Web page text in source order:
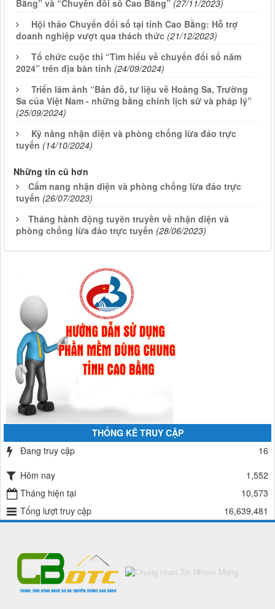
Bằng” và “Chuyển đổi số Cao Bằng” (27/11/2023)
Hội thảo Chuyển đổi số tại tỉnh Cao Bằng: Hỗ trợ
doanh nghiệp vượt qua thách thức (21/12/2023)
Tổ chức cuộc thi “Tìm hiểu về chuyển đổi số năm
2024” trên địa bàn tỉnh (24/09/2024)
Triển lãm ảnh “Bản đồ, tư liệu về Hoàng Sa, Trường
Sa của Việt Nam - những bằng chính lịch sử và pháp lý”
(25/09/2024)
Kỹ năng nhận diện và phòng chống lừa đảo trực
tuyến (14/10/2024)
Những tin cũ hơn
Cẩm nang nhận diện và phòng chống lừa đảo trực
tuyến (26/07/2023)
Tháng hành động tuyên truyền về nhận diện và
phòng chống lừa đảo trực tuyến (28/06/2023)
THỐNG KÊ TRUY CẬP
Đang truy cập
16
Hôm nay
1,552
Tháng hiện tại
10,573
Tổng lượt truy cập
16,639,481